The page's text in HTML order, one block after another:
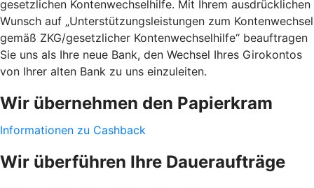
gesetzlichen Kontenwechselhilfe. Mit Ihrem ausdrücklichen
Wunsch auf „Unterstützungsleistungen zum Kontenwechsel
gemäß ZKG/gesetzlicher Kontenwechselhilfe“ beauftragen
Sie uns als Ihre neue Bank, den Wechsel Ihres Girokontos
von Ihrer alten Bank zu uns einzuleiten.
Wir übernehmen den Papierkram
Informationen zu Cashback
Wir überführen Ihre Daueraufträge